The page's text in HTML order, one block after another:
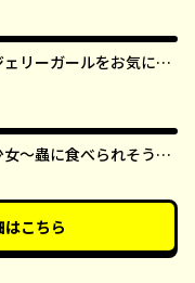
ェリーガールをお気に召
～蟲に食べられそうに
【タテスク】
はこちら